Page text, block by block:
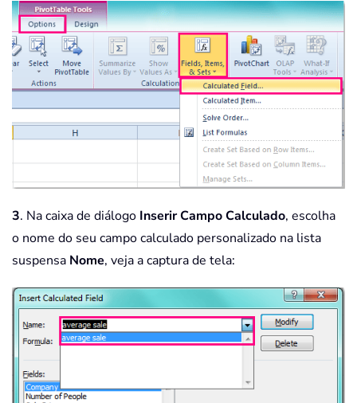
3. Na caixa de diálogo Inserir Campo Calculado, escolha
o nome do seu campo calculado personalizado na lista
suspensa Nome, veja a captura de tela: